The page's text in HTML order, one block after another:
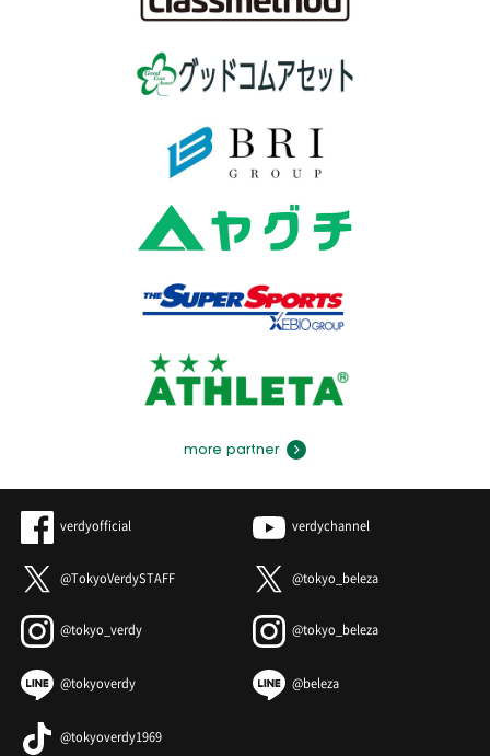
more partner
verdyofficial verdychannel
@TokyoVerdySTAFF @tokyo_beleza
@tokyo_verdy @tokyo_beleza
@tokyoverdy @beleza
@tokyoverdy1969